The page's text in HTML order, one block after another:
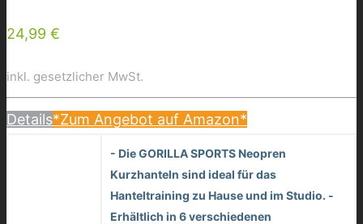
24,99 €
inkl. gesetzlicher MwSt.
Details*Zum Angebot auf Amazon*
- Die GORILLA SPORTS Neopren
Kurzhanteln sind ideal für das
Hanteltraining zu Hause und im Studio. -
Erhältlich in 6 verschiedenen